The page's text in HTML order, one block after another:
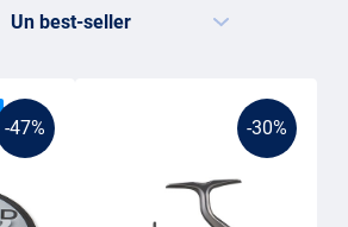
-47% -30%